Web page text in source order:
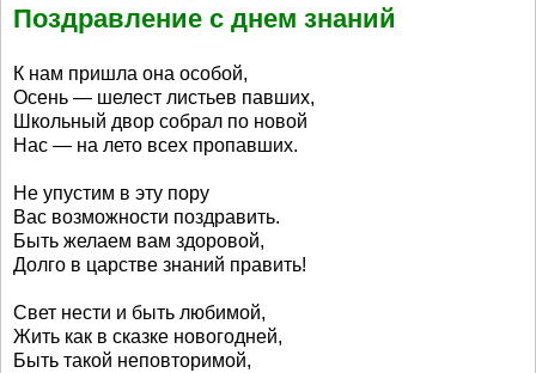
Поздравление с днем знаний
К нам пришла она особой,
Осень — шелест листьев павших,
Школьный двор собрал по новой
Нас — на лето всех пропавших.
Не упустим в эту пору
Вас возможности поздравить.
Быть желаем вам здоровой,
Долго в царстве знаний править!
Свет нести и быть любимой,
Жить как в сказке новогодней,
Быть такой неповторимой,